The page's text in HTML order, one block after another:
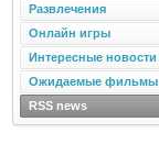
Развлечения
Онлайн игры
Интересные новости
Ожидаемые фильмы
RSS news